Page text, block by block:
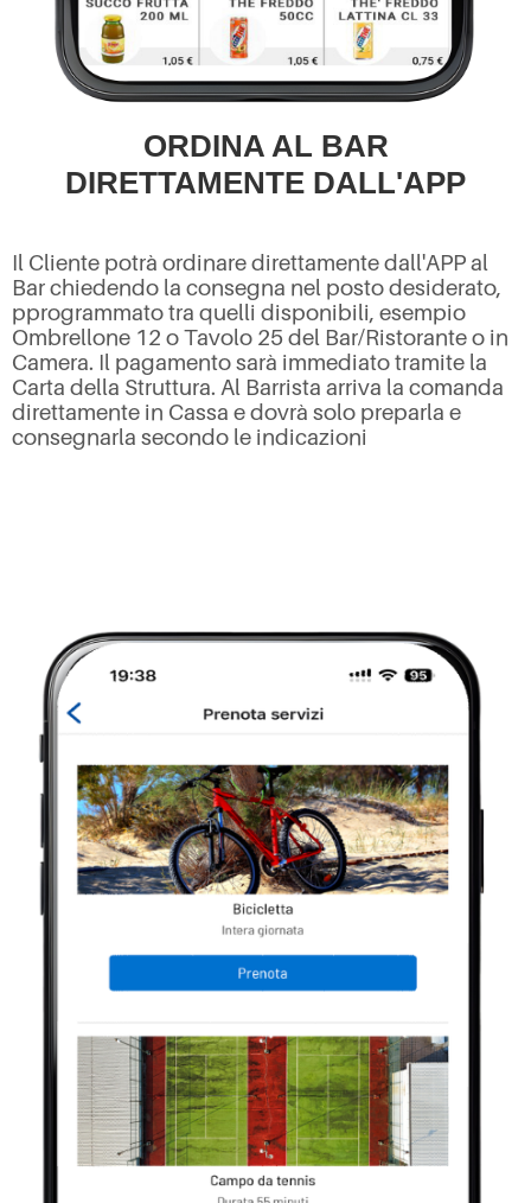
ORDINA AL BAR
DIRETTAMENTE DALL'APP
Il Cliente potrà ordinare direttamente dall'APP al
Bar chiedendo la consegna nel posto desiderato,
pprogrammato tra quelli disponibili, esempio
Ombrellone 12 o Tavolo 25 del Bar/Ristorante o in
Camera. Il pagamento sarà immediato tramite la
Carta della Struttura. Al Barrista arriva la comanda
direttamente in Cassa e dovrà solo preparla e
consegnarla secondo le indicazioni